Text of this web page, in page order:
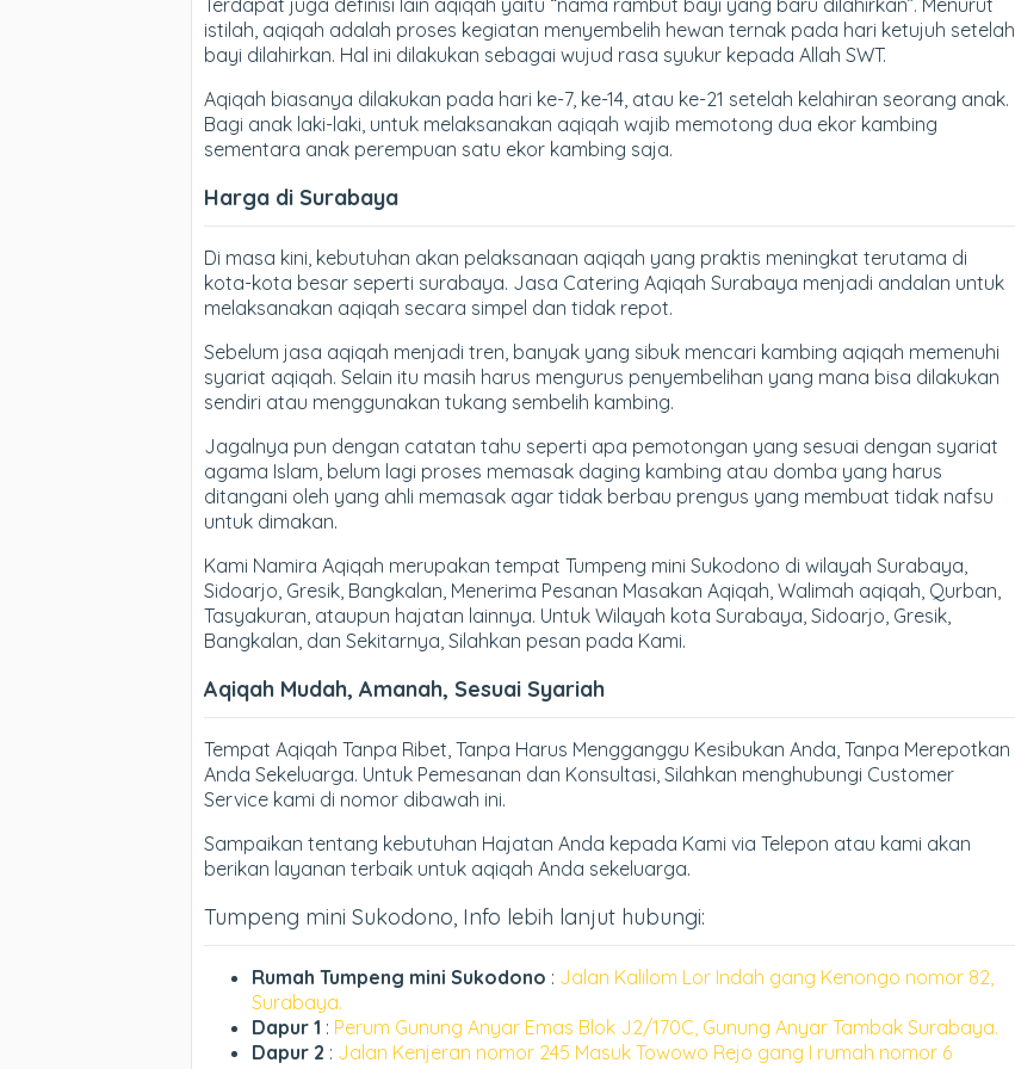
Terdapat juga definisi lain aqiqah yaitu “nama rambut bayi yang baru dilahirkan”. Menurut
istilah, aqiqah adalah proses kegiatan menyembelih hewan ternak pada hari ketujuh setelah
bayi dilahirkan. Hal ini dilakukan sebagai wujud rasa syukur kepada Allah SWT.
Aqiqah biasanya dilakukan pada hari ke-7, ke-14, atau ke-21 setelah kelahiran seorang anak.
Bagi anak laki-laki, untuk melaksanakan aqiqah wajib memotong dua ekor kambing
sementara anak perempuan satu ekor kambing saja.
Harga di Surabaya
Di masa kini, kebutuhan akan pelaksanaan aqiqah yang praktis meningkat terutama di
kota-kota besar seperti surabaya. Jasa Catering Aqiqah Surabaya menjadi andalan untuk
melaksanakan aqiqah secara simpel dan tidak repot.
Sebelum jasa aqiqah menjadi tren, banyak yang sibuk mencari kambing aqiqah memenuhi
syariat aqiqah. Selain itu masih harus mengurus penyembelihan yang mana bisa dilakukan
sendiri atau menggunakan tukang sembelih kambing.
Jagalnya pun dengan catatan tahu seperti apa pemotongan yang sesuai dengan syariat
agama Islam, belum lagi proses memasak daging kambing atau domba yang harus
ditangani oleh yang ahli memasak agar tidak berbau prengus yang membuat tidak nafsu
untuk dimakan.
Kami Namira Aqiqah merupakan tempat Tumpeng mini Sukodono di wilayah Surabaya,
Sidoarjo, Gresik, Bangkalan, Menerima Pesanan Masakan Aqiqah, Walimah aqiqah, Qurban,
Tasyakuran, ataupun hajatan lainnya. Untuk Wilayah kota Surabaya, Sidoarjo, Gresik,
Bangkalan, dan Sekitarnya, Silahkan pesan pada Kami.
Aqiqah Mudah, Amanah, Sesuai Syariah
Tempat Aqiqah Tanpa Ribet, Tanpa Harus Mengganggu Kesibukan Anda, Tanpa Merepotkan
Anda Sekeluarga. Untuk Pemesanan dan Konsultasi, Silahkan menghubungi Customer
Service kami di nomor dibawah ini.
Sampaikan tentang kebutuhan Hajatan Anda kepada Kami via Telepon atau kami akan
berikan layanan terbaik untuk aqiqah Anda sekeluarga.
Tumpeng mini Sukodono, Info lebih lanjut hubungi:
Rumah Tumpeng mini Sukodono : Jalan Kalilom Lor Indah gang Kenongo nomor 82,
Surabaya.
Dapur 1 : Perum Gunung Anyar Emas Blok J2/170C, Gunung Anyar Tambak Surabaya.
Dapur 2 : Jalan Kenjeran nomor 245 Masuk Towowo Rejo gang I rumah nomor 6